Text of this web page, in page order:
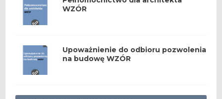
WZÓR
Upoważnienie do odbioru pozwolenia
na budowę WZÓR